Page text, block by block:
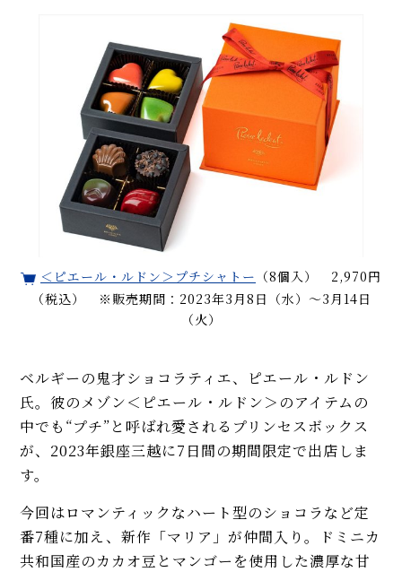
＜ピエール・ルドン＞プチシャトー （8個入） 2,970円
（税込） ※販売期間：2023年3月8日（水）～3月14日
（火）
ベルギーの鬼才ショコラティエ、ピエール・ルドン
氏。彼のメゾン＜ピエール・ルドン＞のアイテムの
中でも“プチ”と呼ばれ愛されるプリンセスボックス
が、2023年銀座三越に7日間の期間限定で出店しま
す。
今回はロマンティックなハート型のショコラなど定
番7種に加え、新作「マリア」が仲間入り。ドミニカ
共和国産のカカオ豆とマンゴーを使用した濃厚な甘